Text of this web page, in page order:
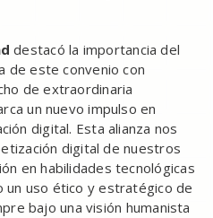
destacó la importancia del
de este convenio con
de extraordinaria
un nuevo impulso en
digital. Esta alianza nos
digital de nuestros
en habilidades tecnológicas
un uso ético y estratégico de
bajo una visión humanista